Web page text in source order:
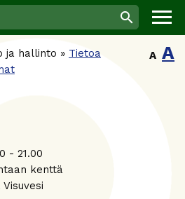
ja hallinto » Tietoa
A A
- 21.00
kenttä